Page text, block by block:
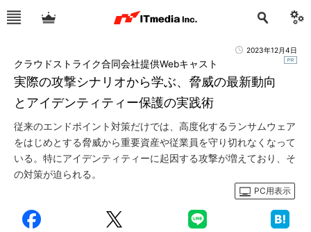
2023年12月4日
実際の攻撃シナリオから学ぶ、脅威の最新動向
とアイデンティティー保護の実践術
クラウドストライク合同会社提供Webキャスト
従来のエンドポイント対策だけでは、高度化するランサムウェア
をはじめとする脅威から重要資産や従業員を守り切れなくなって
いる。特にアイデンティティーに起因する攻撃が増えており、そ
の対策が迫られる。
PC用表示